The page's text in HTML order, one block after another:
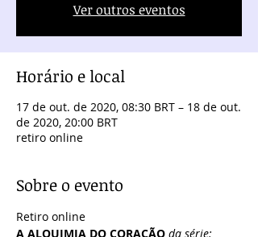
Ver outros eventos
Horário e local
17 de out. de 2020, 08:30 BRT – 18 de out.
de 2020, 20:00 BRT
retiro online
Sobre o evento
Retiro online
A ALQUIMIA DO CORAÇÃO da série: